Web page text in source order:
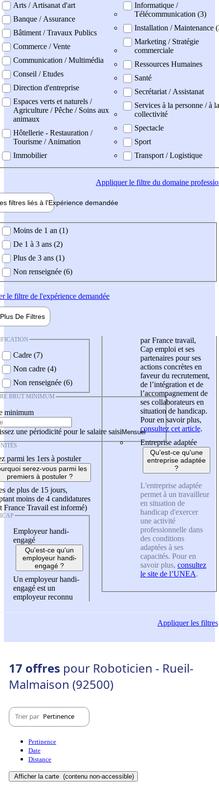
Arts / Artisanat d'art
Banque / Assurance
Bâtiment / Travaux Publics
Commerce / Vente
Communication / Multimédia
Conseil / Etudes
Direction d'entreprise
Espaces verts et naturels /
Agriculture / Pêche / Soins aux
animaux
Hôtellerie - Restauration /
Tourisme / Animation
Immobilier
Informatique /
Télécommunication (3)
Installation / Maintenance
Marketing / Stratégie
commerciale
Ressources Humaines
Santé
Secrétariat / Assistanat
Services à la personne / à la
collectivité
Spectacle
Sport
Transport / Logistique
Appliquerle filtre du domaine
filtres liés à l'Expérience demandée
demandée
Moins de 1 an (1)
De 1 à 3 ans (2)
Plus de 3 ans (1)
Non renseignée (6)
le filtre de l'expérience demandée
Plus De Filtres
Cadre (7)
Non cadre (4)
Non renseignée (6)
BRUT MINIMUM
minimum
une périodicité pour le salaire saisi
parmi les 1ers à postuler
serez-vous parmi les
premiers à postuler ?
de plus de 15 jours,
moins de 4 candidatures
France Travail est informé)
Employeur handi-
engagé
Qu'est-ce qu'un
employeur handi-
engagé ?
Un employeur handi-
engagé est un
employeur reconnu
par France travail,
Cap emploi et ses
partenaires pour ses
actions concrètes en
faveur du recrutement,
de l’intégration et de
l’accompagnement de
ses collaborateurs en
situation de handicap.
Pour en savoir plus,
consultez cet article.
Entreprise adaptée
Qu'est-ce qu'une
entreprise adaptée
?
L'entreprise adaptée
permet à un travailleur
en situation de
handicap d'exercer
une activité
professionnelle dans
des conditions
adaptées à ses
capacités. Pour en
savoir plus, consultez
le site de l’UNEA.
Appliquerles filtres
17 offres pour Roboticien - Rueil-
Malmaison (92500)
Trier par Pertinence
Pertinence
Date
Distance
Afficher la carte (contenu non-accessible)